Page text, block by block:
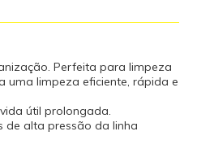
Perfeita para limpeza
uma limpeza eficiente, rápida e
útil prolongada.
de alta pressão da linha